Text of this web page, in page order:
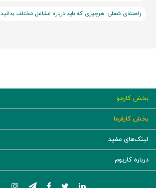
راهنمای شغلی: هرچیزی که باید درباره مشاغل مختلف بدانید
بخش کارجو
بخش کارفرما
لینک‌های مفید
درباره کاربوم